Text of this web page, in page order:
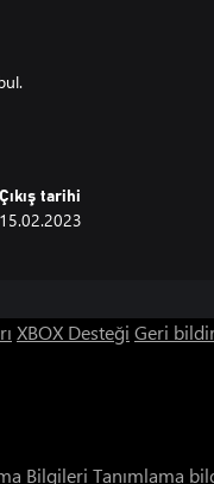
Çıkış tarihi
15.02.2023
XBOX Desteği Geri
Bilgileri Tanımlama